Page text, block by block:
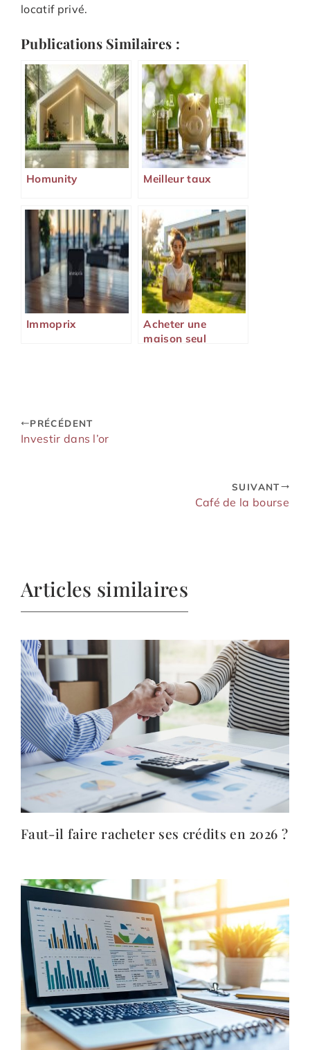
locatif privé.
Publications Similaires :
Homunity Meilleur taux
Immoprix
Acheter une
maison seul
PRÉCÉDENT
Investir dans l’or
SUIVANT
Café de la bourse
Articles similaires
Faut-il faire racheter ses crédits en 2026 ?